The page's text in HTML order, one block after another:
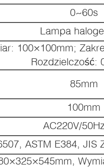
0~60s
Lampa
100×100mm;
Rozdzielczość:
85mm
100mm
AC220V/
ASTM E384, JIS